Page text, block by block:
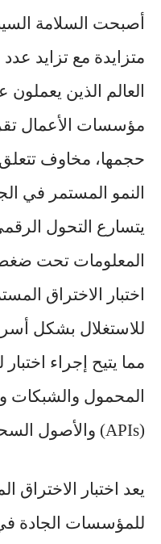
أصبحت السلامة
متزايدة مع تزايد
العالم الذين
مؤسسات الأعمال
حجمها، مخاوف
النمو المستمر في
يتسارع التحول
المعلومات تحت
للاستغلال بشكل
مما يتيح إجراء
المحمول والشبكات
(APIs) والأصول السحابية.
يعد اختبار الاختراق
للمؤسسات الجادة